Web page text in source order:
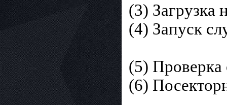
(3) Загрузка
(4) Запуск
(5)
(6)